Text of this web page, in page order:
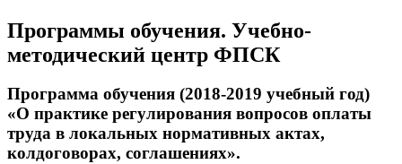
Программы обучения. Учебно-
методический центр ФПСК
Программа обучения (2018-2019 учебный год)
«О практике регулирования вопросов оплаты
труда в локальных нормативных актах,
колдоговорах, соглашениях».